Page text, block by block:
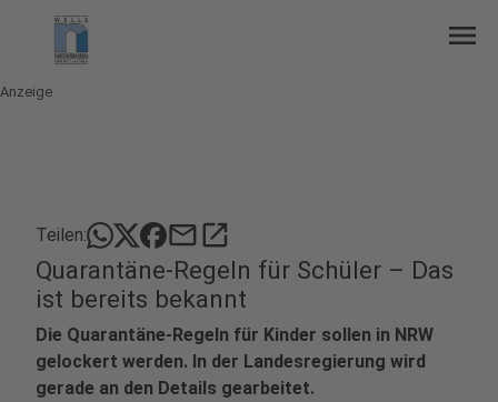
menu
Anzeige
Teilen: mailopen_in_new
Quarantäne-Regeln für Schüler – Das
ist bereits bekannt
Die Quarantäne-Regeln für Kinder sollen in NRW
gelockert werden. In der Landesregierung wird
gerade an den Details gearbeitet.